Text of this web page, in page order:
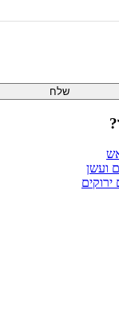
אש
ועשן
ירוקים